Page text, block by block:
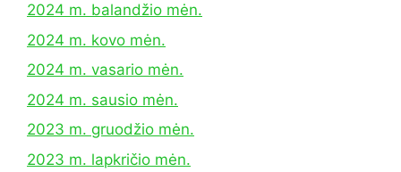
2024 m. balandžio mėn.
2024 m. kovo mėn.
2024 m. vasario mėn.
2024 m. sausio mėn.
2023 m. gruodžio mėn.
2023 m. lapkričio mėn.